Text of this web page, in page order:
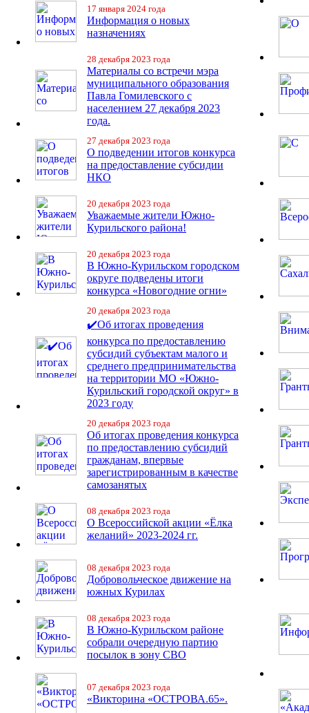
17 января 2024 года
Информация о новых
назначениях
28 декабря 2023 года
Материалы со встречи мэра
муниципального образования
Павла Гомилевского с
населением 27 декабря 2023
года.
27 декабря 2023 года
О подведении итогов конкурса
на предоставление субсидии
НКО
20 декабря 2023 года
Уважаемые жители Южно-
Курильского района!
20 декабря 2023 года
В Южно-Курильском городском
округе подведены итоги
конкурса «Новогодние огни»
20 декабря 2023 года
✔️Об итогах проведения
конкурса по предоставлению
субсидий субъектам малого и
среднего предпринимательства
на территории МО «Южно-
Курильский городской округ» в
2023 году
20 декабря 2023 года
Об итогах проведения конкурса
по предоставлению субсидий
гражданам, впервые
зарегистрированным в качестве
самозанятых
08 декабря 2023 года
О Всероссийской акции «Ёлка
желаний» 2023-2024 гг.
08 декабря 2023 года
Добровольческое движение на
южных Курилах
08 декабря 2023 года
В Южно-Курильском районе
собрали очередную партию
посылок в зону СВО
07 декабря 2023 года
«Викторина «ОСТРОВА.65».